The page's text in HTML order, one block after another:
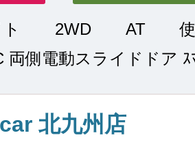
2WD AT
両側電動スライドドア ｽ
北九州店